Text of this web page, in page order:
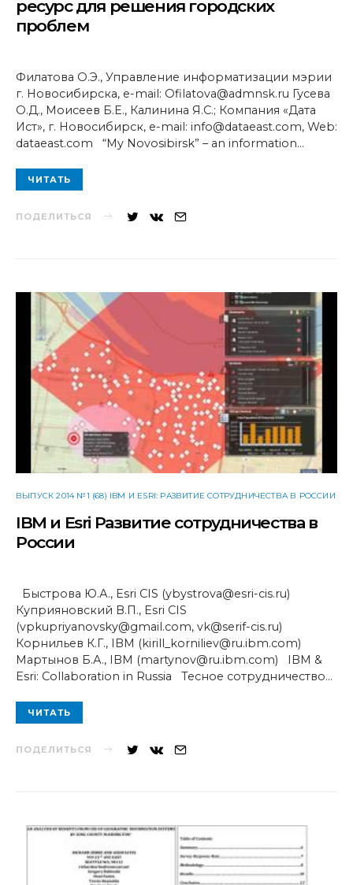
ресурс для решения городских
проблем
Филатова О.Э., Управление информатизации мэрии
г. Новосибирска, e-mail: Ofilatova@admnsk.ru Гусева
О.Д., Моисеев Б.Е., Калинина Я.С.; Компания «Дата
Ист», г. Новосибирск, e-mail: info@dataeast.com, Web:
dataeast.com “My Novosibirsk” – an information…
ЧИТАТЬ
ПОДЕЛИТЬСЯ
ВЫПУСК 2014 №1 (68) IBM И ESRI: РАЗВИТИЕ СОТРУДНИЧЕСТВА В РОССИИ
IBM и Esri Развитие сотрудничества в
России
Быстрова Ю.А., Esri CIS (ybystrova@esri-cis.ru)
Куприяновский В.П., Esri CIS
(vpkupriyanovsky@gmail.com, vk@serif-cis.ru)
Корнильев К.Г., IBM (kirill_korniliev@ru.ibm.com)
Мартынов Б.А., IBM (martynov@ru.ibm.com) IBM &
Esri: Collaboration in Russia Тесное сотрудничество…
ЧИТАТЬ
ПОДЕЛИТЬСЯ